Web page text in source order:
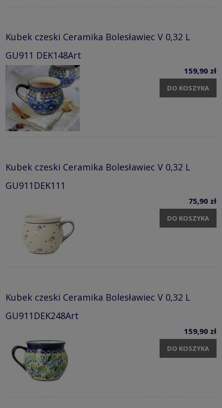
Kubek czeski Ceramika Bolesławiec V 0,32 L
GU911 DEK148Art
159,90 zł
DO KOSZYKA
Kubek czeski Ceramika Bolesławiec V 0,32 L
GU911DEK111
75,90 zł
DO KOSZYKA
Kubek czeski Ceramika Bolesławiec V 0,32 L
GU911DEK248Art
159,90 zł
DO KOSZYKA